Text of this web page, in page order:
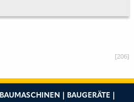
[206]
| BAUGERÄTE |